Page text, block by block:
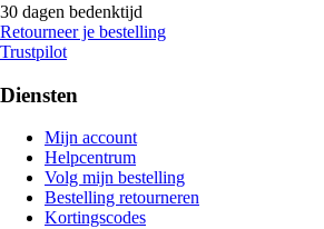
30 dagen bedenktijd
Retourneer je bestelling
Trustpilot
Diensten
Mijn account
Helpcentrum
Volg mijn bestelling
Bestelling retourneren
Kortingscodes